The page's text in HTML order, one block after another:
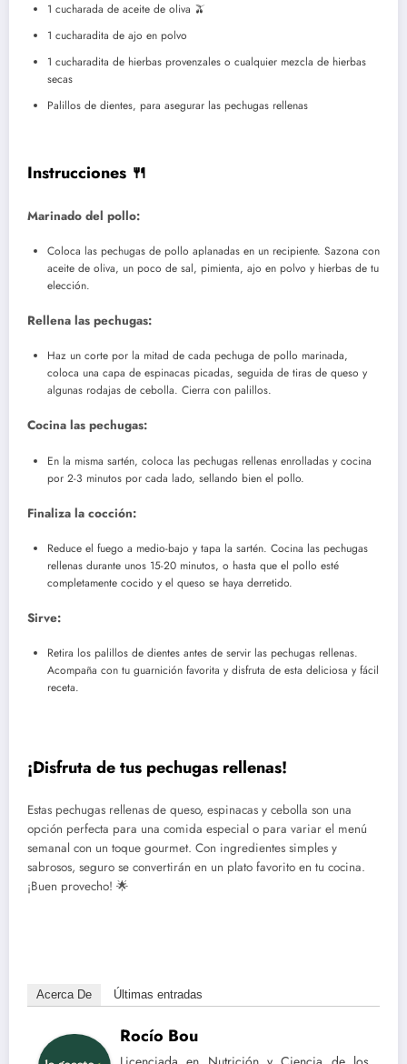
1 cucharada de aceite de oliva 🫒
1 cucharadita de ajo en polvo
1 cucharadita de hierbas provenzales o cualquier mezcla de hierbas
secas
Palillos de dientes, para asegurar las pechugas rellenas
Instrucciones 🍴
Marinado del pollo:
Coloca las pechugas de pollo aplanadas en un recipiente. Sazona con
aceite de oliva, un poco de sal, pimienta, ajo en polvo y hierbas de tu
elección.
Rellena las pechugas:
Haz un corte por la mitad de cada pechuga de pollo marinada,
coloca una capa de espinacas picadas, seguida de tiras de queso y
algunas rodajas de cebolla. Cierra con palillos.
Cocina las pechugas:
En la misma sartén, coloca las pechugas rellenas enrolladas y cocina
por 2-3 minutos por cada lado, sellando bien el pollo.
Finaliza la cocción:
Reduce el fuego a medio-bajo y tapa la sartén. Cocina las pechugas
rellenas durante unos 15-20 minutos, o hasta que el pollo esté
completamente cocido y el queso se haya derretido.
Sirve:
Retira los palillos de dientes antes de servir las pechugas rellenas.
Acompaña con tu guarnición favorita y disfruta de esta deliciosa y fácil
receta.
¡Disfruta de tus pechugas rellenas!
Estas pechugas rellenas de queso, espinacas y cebolla son una
opción perfecta para una comida especial o para variar el menú
semanal con un toque gourmet. Con ingredientes simples y
sabrosos, seguro se convertirán en un plato favorito en tu cocina.
¡Buen provecho! 🌟
Acerca De Últimas entradas
Rocío Bou